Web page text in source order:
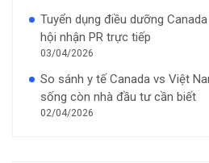
Tuyển dụng điều dưỡng
hội nhận PR trực tiếp
03/04/2026
So sánh y tế Canada vs Việt
sống còn nhà đầu tư cần biết
02/04/2026